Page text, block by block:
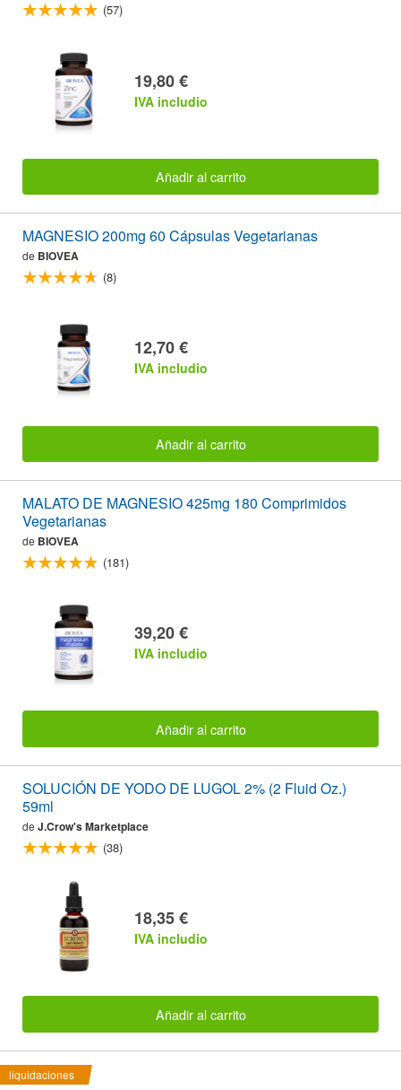
(57)
19,80 €
IVA includio
Añadir al carrito
MAGNESIO 200mg 60 Cápsulas Vegetarianas
de BIOVEA
(8)
12,70 €
IVA includio
Añadir al carrito
MALATO DE MAGNESIO 425mg 180 Comprimidos
Vegetarianas
de BIOVEA
(181)
39,20 €
IVA includio
Añadir al carrito
SOLUCIÓN DE YODO DE LUGOL 2% (2 Fluid Oz.)
59ml
de J.Crow's Marketplace
(38)
18,35 €
IVA includio
Añadir al carrito
liquidaciones